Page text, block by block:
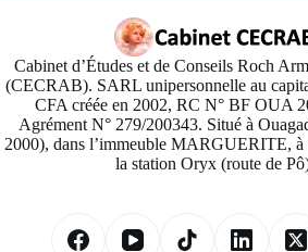
Cabinet d’Études et de Conseils Roch
(CECRAB). SARL unipersonnelle au
CFA créée en 2002, RC N° BF OUA
Agrément N° 279/200343. Situé à
2000), dans l’immeuble MARGUERITE, à
la station Oryx (route de